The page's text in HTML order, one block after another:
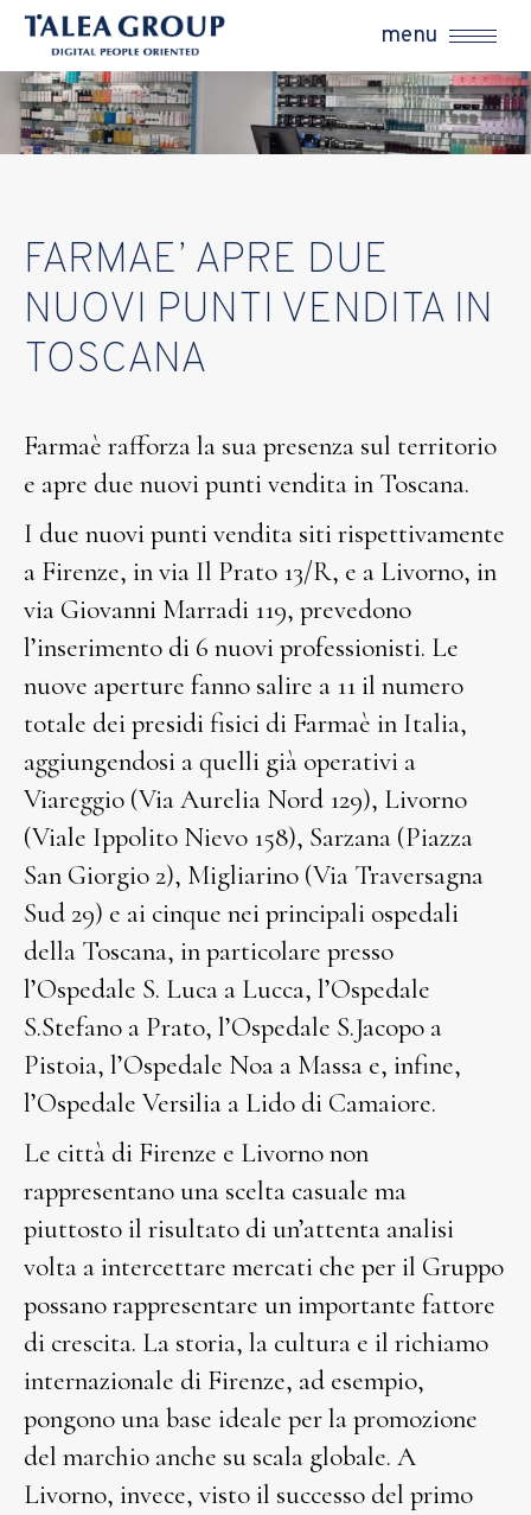
menu
FARMAE’ APRE DUE
NUOVI PUNTI VENDITA IN
TOSCANA
Farmaè rafforza la sua presenza sul territorio
e apre due nuovi punti vendita in Toscana.
I due nuovi punti vendita siti rispettivamente
a Firenze, in via Il Prato 13/R, e a Livorno, in
via Giovanni Marradi 119, prevedono
l’inserimento di 6 nuovi professionisti. Le
nuove aperture fanno salire a 11 il numero
totale dei presidi fisici di Farmaè in Italia,
aggiungendosi a quelli già operativi a
Viareggio (Via Aurelia Nord 129), Livorno
(Viale Ippolito Nievo 158), Sarzana (Piazza
San Giorgio 2), Migliarino (Via Traversagna
Sud 29) e ai cinque nei principali ospedali
della Toscana, in particolare presso
l’Ospedale S. Luca a Lucca, l’Ospedale
S.Stefano a Prato, l’Ospedale S.Jacopo a
Pistoia, l’Ospedale Noa a Massa e, infine,
l’Ospedale Versilia a Lido di Camaiore.
Le città di Firenze e Livorno non
rappresentano una scelta casuale ma
piuttosto il risultato di un’attenta analisi
volta a intercettare mercati che per il Gruppo
possano rappresentare un importante fattore
di crescita. La storia, la cultura e il richiamo
internazionale di Firenze, ad esempio,
pongono una base ideale per la promozione
del marchio anche su scala globale. A
Livorno, invece, visto il successo del primo